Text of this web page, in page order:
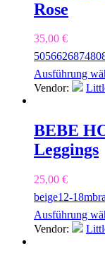
Rose
35,00 €
505662687480
Ausführung
Vendor:
BEBE
Leggings
25,00 €
beige12-18m
Ausführung
Vendor: